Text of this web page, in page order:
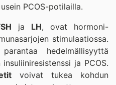
PCOS-potilailla.
ja LH, ovat hormoni-
stimulaatiossa.
hedelmällisyyttä
ja PCOS.
voivat tukea kohdun